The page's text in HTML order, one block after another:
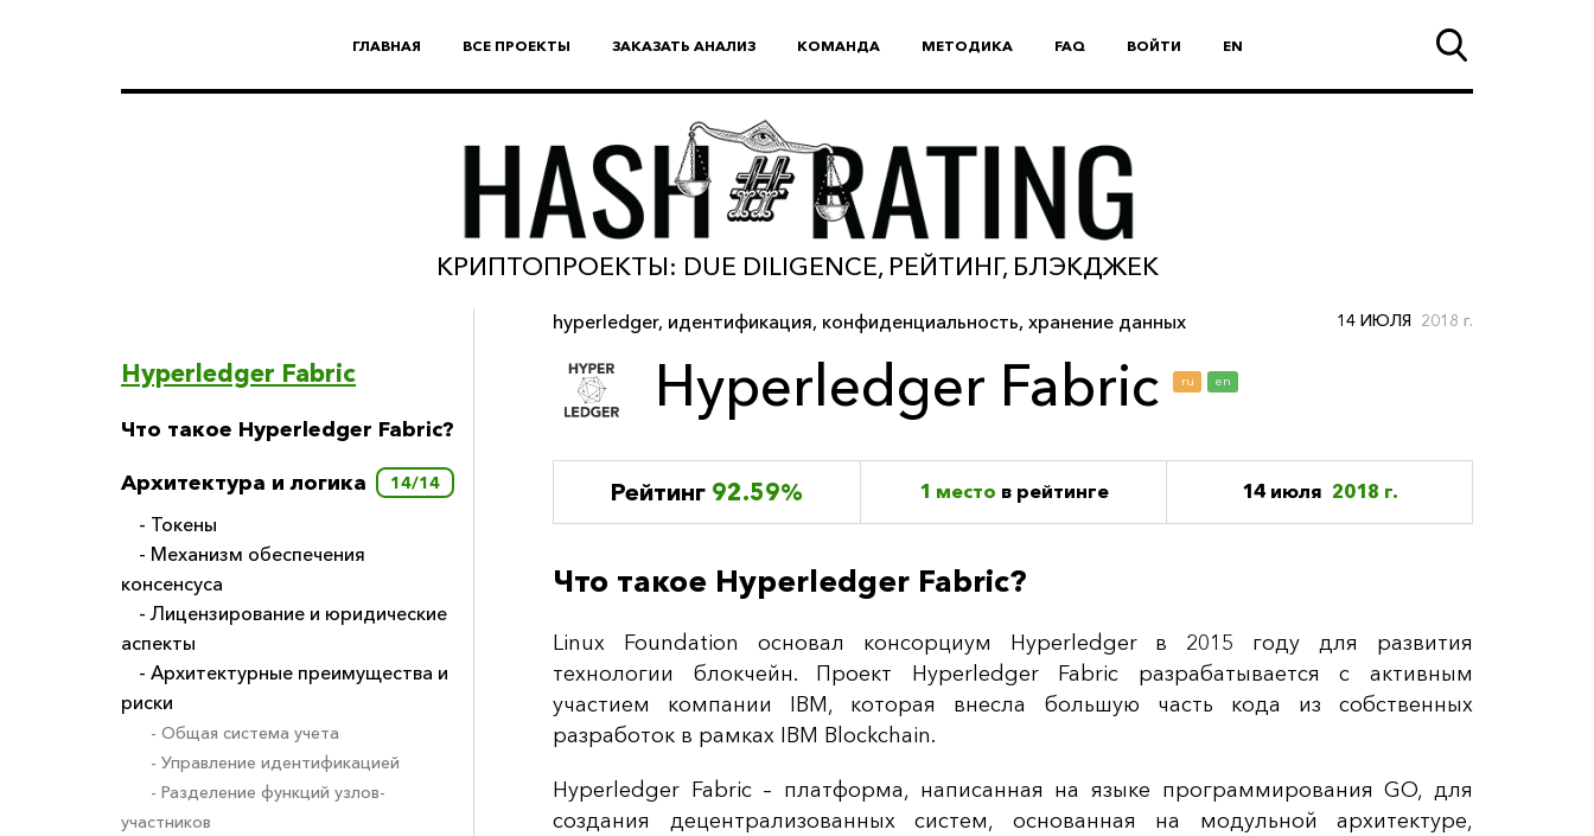
ГЛАВНАЯ ВСЕ ПРОЕКТЫ ЗАКАЗАТЬ АНАЛИЗ КОМАНДА МЕТОДИКА FAQ ВОЙТИ EN
КРИПТОПРОЕКТЫ: DUE DILIGENCE, РЕЙТИНГ, БЛЭКДЖЕК
Hyperledger Fabric
Что такое Hyperledger Fabric?
Архитектура и логика 14/14
- Токены
- Механизм обеспечения
консенсуса
- Лицензирование и юридические
аспекты
- Архитектурные преимущества и
риски
- Общая система учета
- Управление идентификацией
- Разделение функций узлов-
участников
hyperledger, идентификация, конфиденциальность, хранение данных 14 ИЮЛЯ 2018 г.
Hyperledger Fabric ru en
Рейтинг 92.59% 1 место в рейтинге 14 июля 2018 г.
Что такое Hyperledger Fabric?
Linux Foundation основал консорциум Hyperledger в 2015 году для развития
технологии блокчейн. Проект Hyperledger Fabric разрабатывается с активным
участием компании IBM, которая внесла большую часть кода из собственных
разработок в рамках IBM Blockchain.
Hyperledger Fabric – платформа, написанная на языке программирования GO, для
создания децентрализованных систем, основанная на модульной архитектуре,